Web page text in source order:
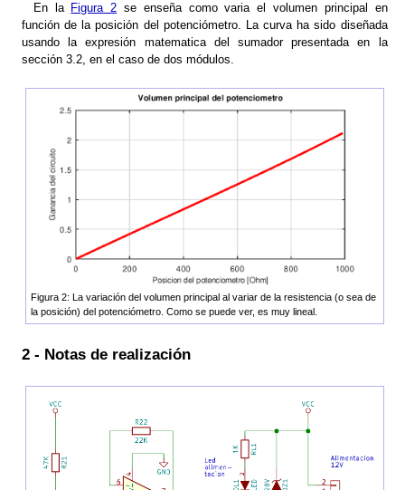
En la Figura 2 se enseña como varia el volumen principal en
función de la posición del potenciómetro. La curva ha sido diseñada
usando la expresión matematica del sumador presentada en la
sección 3.2, en el caso de dos módulos.
Figura 2: La variación del volumen principal al variar de la resistencia (o sea de
la posición) del potenciómetro. Como se puede ver, es muy lineal.
2 - Notas de realización